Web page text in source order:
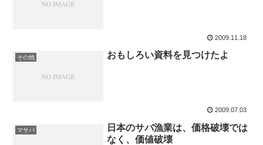
2009.11.18
その他 おもしろい資料を見つけたよ
2009.07.03
マサバ
日本のサバ漁業は、価格破壊では
なく、価値破壊